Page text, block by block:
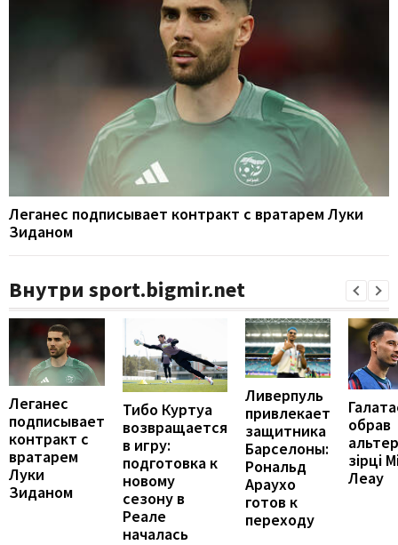
Леганес подписывает контракт с вратарем Луки
Зиданом
Внутри sport.bigmir.net
Леганес
подписывает
контракт с
вратарем
Луки
Зиданом
Тибо Куртуа
возвращается
в игру:
подготовка к
новому
сезону в
Реале
началась
Ливерпуль
привлекает
защитника
Барселоны:
Рональд
Араухо
готов к
переходу
обрав
зірці
Леау